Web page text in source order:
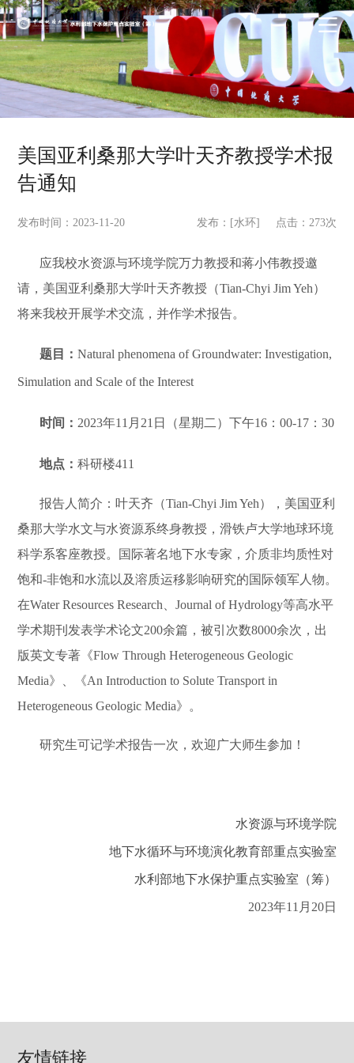
美国亚利桑那大学叶天齐教授学术报
告通知
发布时间：2023-11-20 发布：[水环] 点击： 273次
应我校水资源与环境学院万力教授和蒋小伟教授邀
请，美国亚利桑那大学叶天齐教授（Tian-Chyi Jim Yeh）
将来我校开展学术交流，并作学术报告。
题目： Natural phenomena of Groundwater: Investigation,
Simulation and Scale of the Interest
时间： 2023年11月21日（星期二）下午16：00-17：30
地点： 科研楼411
报告人简介：叶天齐（Tian-Chyi Jim Yeh），美国亚利
桑那大学水文与水资源系终身教授，滑铁卢大学地球环境
科学系客座教授。国际著名地下水专家，介质非均质性对
饱和-非饱和水流以及溶质运移影响研究的国际领军人物。
在Water Resources Research、Journal of Hydrology等高水平
学术期刊发表学术论文200余篇，被引次数8000余次，出
版英文专著《Flow Through Heterogeneous Geologic
Media》、《An Introduction to Solute Transport in
Heterogeneous Geologic Media》。
研究生可记学术报告一次，欢迎广大师生参加！
水资源与环境学院
地下水循环与环境演化教育部重点实验室
水利部地下水保护重点实验室（筹）
2023年11月20日
友情链接